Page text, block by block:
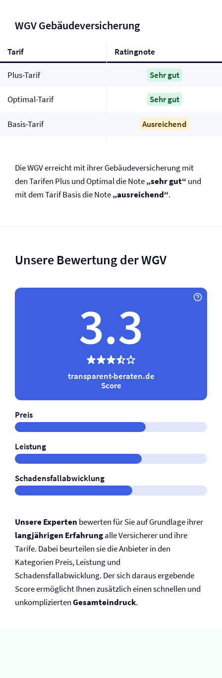
WGV Gebäude­versicherung
Tarif Ratingnote
Plus-Tarif Sehr gut
Optimal-Tarif Sehr gut
Basis-Tarif Ausreichend
Die WGV erreicht mit ihrer Gebäude­versicherung mit
den Tarifen Plus und Optimal die Note„sehr gut“ und
mit dem Tarif Basis die Note„ausreichend“.
Unsere Bewertung der WGV
3.3
transparent-beraten.de
Score
Preis
Leistung
Schadensfallabwicklung
Unsere Experten bewerten für Sie auf Grundlage ihrer
langjährigen Erfahrungalle Versicherer und ihre
Tarife. Dabei beurteilen sie die Anbieter in den
Kategorien Preis, Leistung und
Schadensfallabwicklung. Der sich daraus ergebende
Score ermöglicht Ihnen zusätzlich einen schnellen und
unkompliziertenGesamteindruck.